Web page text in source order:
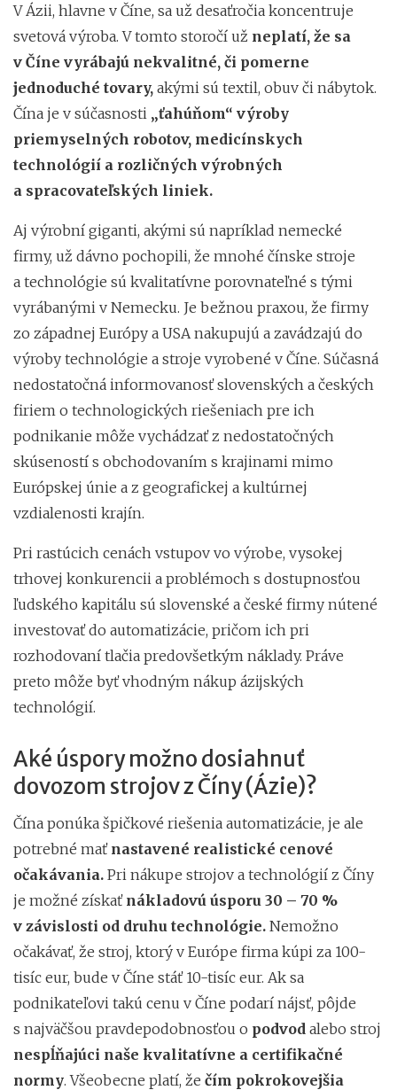
V Ázii, hlavne v Číne, sa už desaťročia koncentruje
svetová výroba. V tomto storočí už neplatí, že sa
v Číne vyrábajú nekvalitné, či pomerne
jednoduché tovary, akými sú textil, obuv či nábytok.
Čína je v súčasnosti „ťahúňom“ výroby
priemyselných robotov, medicínskych
technológií a rozličných výrobných
a spracovateľských liniek.
Aj výrobní giganti, akými sú napríklad nemecké
firmy, už dávno pochopili, že mnohé čínske stroje
a technológie sú kvalitatívne porovnateľné s tými
vyrábanými v Nemecku. Je bežnou praxou, že firmy
zo západnej Európy a USA nakupujú a zavádzajú do
výroby technológie a stroje vyrobené v Číne. Súčasná
nedostatočná informovanosť slovenských a českých
firiem o technologických riešeniach pre ich
podnikanie môže vychádzať z nedostatočných
skúseností s obchodovaním s krajinami mimo
Európskej únie a z geografickej a kultúrnej
vzdialenosti krajín.
Pri rastúcich cenách vstupov vo výrobe, vysokej
trhovej konkurencii a problémoch s dostupnosťou
ľudského kapitálu sú slovenské a české firmy nútené
investovať do automatizácie, pričom ich pri
rozhodovaní tlačia predovšetkým náklady. Práve
preto môže byť vhodným nákup ázijských
technológií.
Aké úspory možno dosiahnuť
dovozom strojov z Číny (Ázie)?
Čína ponúka špičkové riešenia automatizácie, je ale
potrebné mať nastavené realistické cenové
očakávania. Pri nákupe strojov a technológií z Číny
je možné získať nákladovú úsporu 30 – 70 %
v závislosti od druhu technológie. Nemožno
očakávať, že stroj, ktorý v Európe firma kúpi za 100-
tisíc eur, bude v Číne stáť 10-tisíc eur. Ak sa
podnikateľovi takú cenu v Číne podarí nájsť, pôjde
s najväčšou pravdepodobnosťou o podvod alebo stroj
nespĺňajúci naše kvalitatívne a certifikačné
normy. Všeobecne platí, že čím pokrokovejšia